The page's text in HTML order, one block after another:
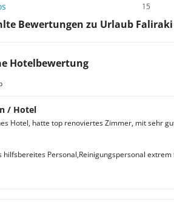
15
Bewertungen zu Urlaub Faliraki
Hotelbewertung
/ Hotel
Hotel, hatte top renoviertes Zimmer, mit sehr
hilfsbereites Personal,Reinigungspersonal